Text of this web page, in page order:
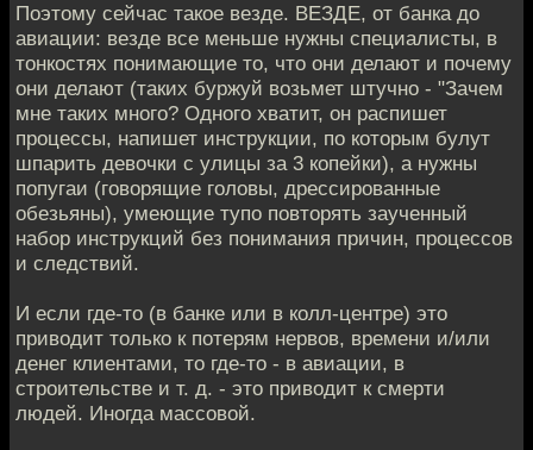
Поэтому сейчас такое везде. ВЕЗДЕ, от банка до
авиации: везде все меньше нужны специалисты, в
тонкостях понимающие то, что они делают и почему
они делают (таких буржуй возьмет штучно - "Зачем
мне таких много? Одного хватит, он распишет
процессы, напишет инструкции, по которым булут
шпарить девочки с улицы за 3 копейки), а нужны
попугаи (говорящие головы, дрессированные
обезьяны), умеющие тупо повторять заученный
набор инструкций без понимания причин, процессов
и следствий.
И если где-то (в банке или в колл-центре) это
приводит только к потерям нервов, времени и/или
денег клиентами, то где-то - в авиации, в
строительстве и т. д. - это приводит к смерти
людей. Иногда массовой.